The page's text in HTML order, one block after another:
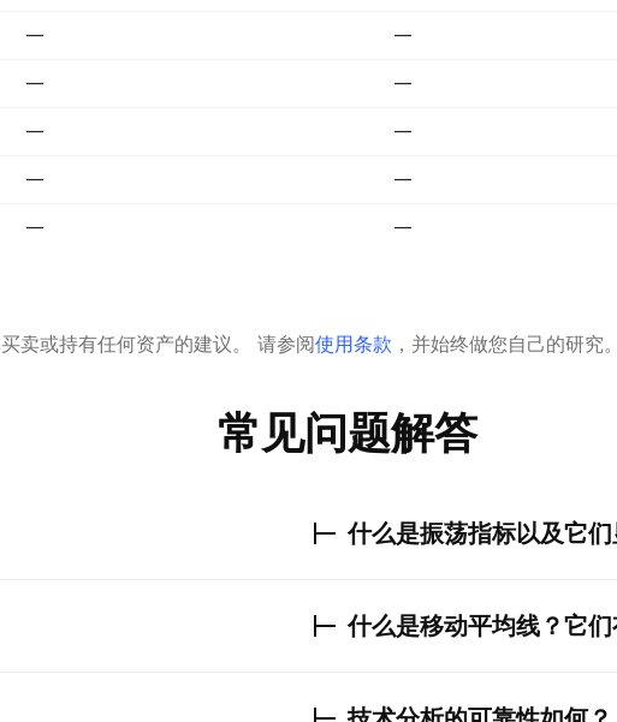
— —
— —
— —
— —
— —
卖或持有任何资产的建议。 请参阅使用条款 ，并始终做您自己的研究。
常见问题解答
什么是振荡指标以及它们
什么是移动平均线？它们